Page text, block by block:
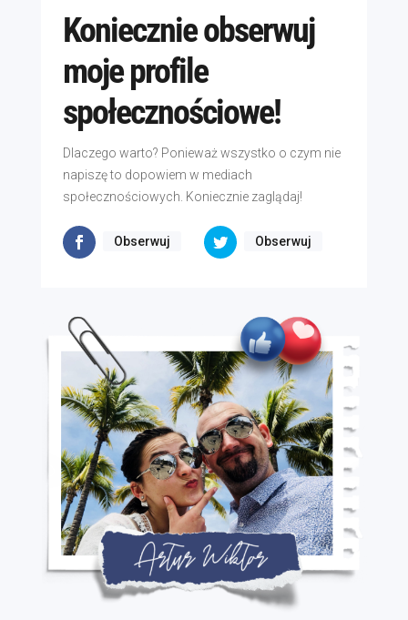
Koniecznie obserwuj
moje profile
społecznościowe!
Dlaczego warto? Ponieważ wszystko o czym nie
napiszę to dopowiem w mediach
społecznościowych. Koniecznie zaglądaj!
Obserwuj Obserwuj